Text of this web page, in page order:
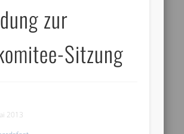
zur
Sitzung
2013